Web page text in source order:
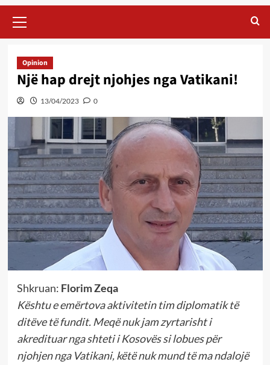
Menu
Opinion
Një hap drejt njohjes nga Vatikani!
13/04/2023 0
Shkruan: Florim Zeqa
Kështu e emërtova aktivitetin tim diplomatik të
ditëve të fundit. Meqë nuk jam zyrtarisht i
akredituar nga shteti i Kosovës si lobues për
njohjen nga Vatikani, këtë nuk mund të ma ndalojë